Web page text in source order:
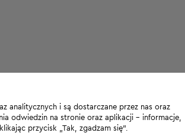
analitycznych i są dostarczane przez nas oraz
odwiedzin na stronie oraz aplikacji - informacje,
przycisk „Tak, zgadzam się”.